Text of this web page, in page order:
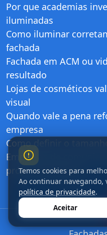
Por que academias
iluminadas
Como iluminar
fachada
Fachada em ACM ou
resultado
Lojas de cosméticos
visual
Quando vale a pena
empresa
Como definir o
Empresas de
próprias fachadas
Temos cookies para
Ao continuar navegando,
política de privacidade.
Aceitar